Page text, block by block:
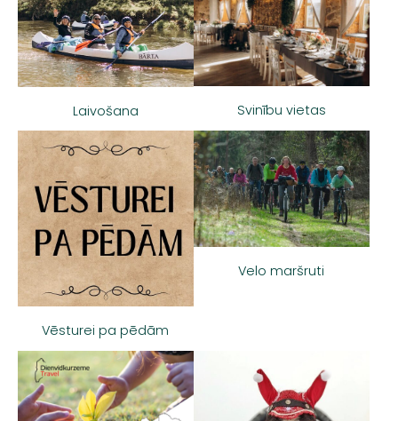
Laivošana Svinību vietas
Vēsturei pa pēdām
Velo maršruti